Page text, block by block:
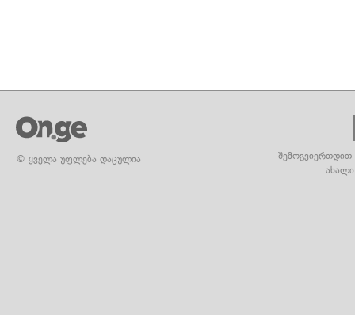
© ყველა უფლება დაცულია
შემოგვიერთდით
ახალი